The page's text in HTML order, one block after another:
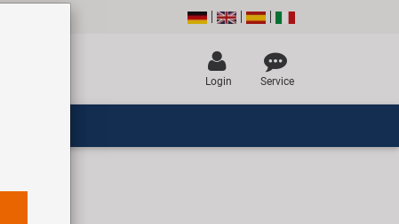
Login Service